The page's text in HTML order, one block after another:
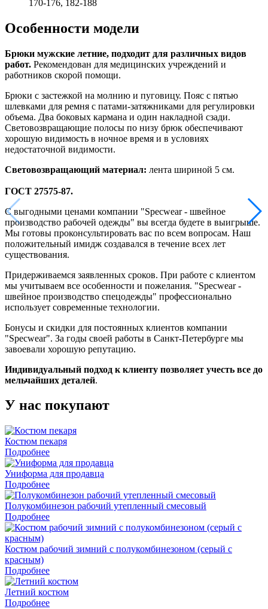
170-176, 182-188
Особенности модели
Брюки мужские летние, подходит для различных видов
работ. Рекомендован для медицинских учреждений и
работников скорой помощи.
Брюки с застежкой на молнию и пуговицу. Пояс с пятью
шлевками для ремня с патами-затяжниками для регулировки
объема. Два боковых кармана и один накладной сзади.
Световозвращающие полосы по низу брюк обеспечивают
хорошую видимость в ночное время и в условиях
недостаточной видимости.
Световозвращающий материал: лента шириной 5 см.
ГОСТ 27575-87.
С выгодными ценами компании "Specwear - швейное
производство рабочей одежды" вы всегда будете в выигрыше.
Мы готовы проконсультировать вас по всем вопросам. Наш
положительный имидж создавался в течение всех лет
существования.
Придерживаемся заявленных сроков. При работе с клиентом
мы учитываем все особенности и пожелания. "Specwear -
швейное производство спецодежды" профессионально
использует современные технологии.
Бонусы и скидки для постоянных клиентов компании
"Specwear". За годы своей работы в Санкт-Петербурге мы
завоевали хорошую репутацию.
Индивидуальный подход к клиенту позволяет учесть все до
мельчайших деталей.
У нас покупают
Костюм пекаря
Подробнее
Униформа для продавца
Подробнее
Полукомбинезон рабочий утепленный смесовый
Подробнее
Костюм рабочий зимний с полукомбинезоном (серый с
красным)
Подробнее
Летний костюм
Подробнее